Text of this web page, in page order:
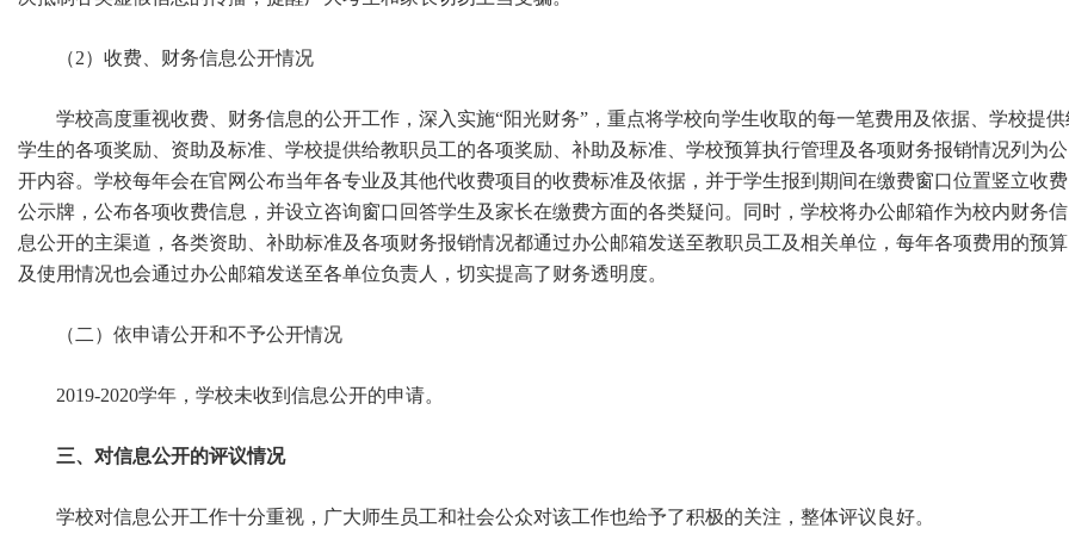
（2）收费、财务信息公开情况
学校高度重视收费、财务信息的公开工作，深入实施“阳光财务”，重点将学校向学生收取的每一笔费用及依据、学校提供
学生的各项奖励、资助及标准、学校提供给教职员工的各项奖励、补助及标准、学校预算执行管理及各项财务报销情况列为公
开内容。学校每年会在官网公布当年各专业及其他代收费项目的收费标准及依据，并于学生报到期间在缴费窗口位置竖立收费
公示牌，公布各项收费信息，并设立咨询窗口回答学生及家长在缴费方面的各类疑问。同时，学校将办公邮箱作为校内财务信
息公开的主渠道，各类资助、补助标准及各项财务报销情况都通过办公邮箱发送至教职员工及相关单位，每年各项费用的预算
及使用情况也会通过办公邮箱发送至各单位负责人，切实提高了财务透明度。
（二）依申请公开和不予公开情况
2019-2020学年，学校未收到信息公开的申请。
三、对信息公开的评议情况
学校对信息公开工作十分重视，广大师生员工和社会公众对该工作也给予了积极的关注，整体评议良好。